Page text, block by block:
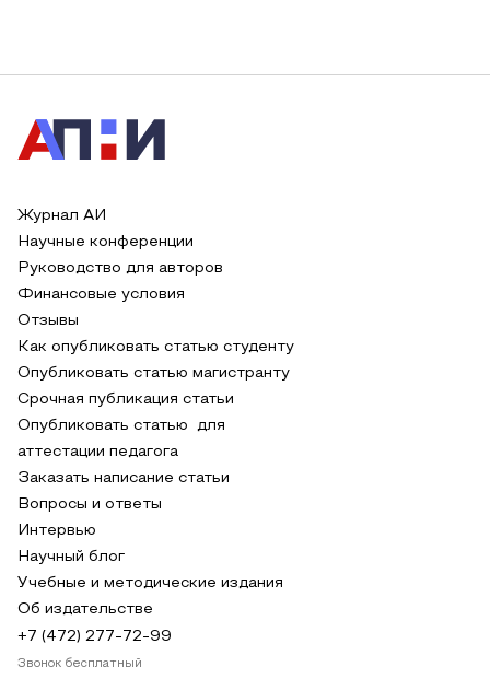
Журнал АИ
Научные конференции
Руководство для авторов
Финансовые условия
Отзывы
Как опубликовать статью студенту
Опубликовать статью магистранту
Срочная публикация статьи
Опубликовать статью для
аттестации педагога
Заказать написание статьи
Вопросы и ответы
Интервью
Научный блог
Учебные и методические издания
Об издательстве
+7 (472) 277-72-99
Звонок бесплатный